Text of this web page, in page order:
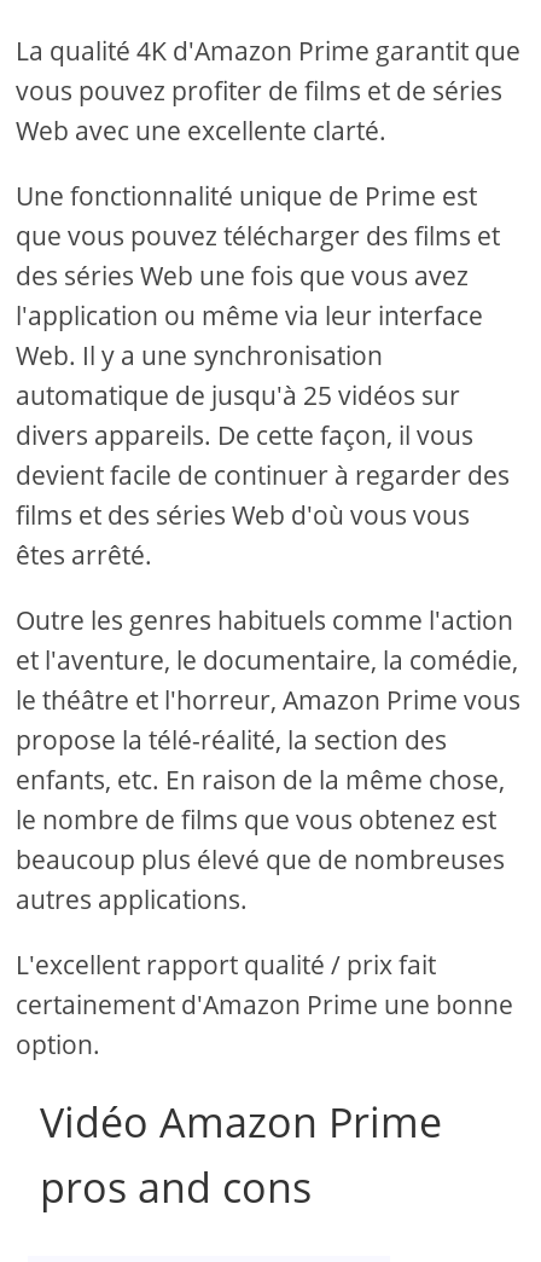
La qualité 4K d'Amazon Prime garantit que
vous pouvez profiter de films et de séries
Web avec une excellente clarté.
Une fonctionnalité unique de Prime est
que vous pouvez télécharger des films et
des séries Web une fois que vous avez
l'application ou même via leur interface
Web. Il y a une synchronisation
automatique de jusqu'à 25 vidéos sur
divers appareils. De cette façon, il vous
devient facile de continuer à regarder des
films et des séries Web d'où vous vous
êtes arrêté.
Outre les genres habituels comme l'action
et l'aventure, le documentaire, la comédie,
le théâtre et l'horreur, Amazon Prime vous
propose la télé-réalité, la section des
enfants, etc. En raison de la même chose,
le nombre de films que vous obtenez est
beaucoup plus élevé que de nombreuses
autres applications.
L'excellent rapport qualité / prix fait
certainement d'Amazon Prime une bonne
option.
Vidéo Amazon Prime
pros and cons